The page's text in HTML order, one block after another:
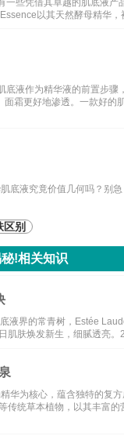
一些凭借其卓越的肌底液
以其天然酵母精华
液作为精华液的前置步
霜更好地渗透。一款好
底液究竟价值几何吗？别
区别
!相关知识
液界的常青树，Estée
肌肤焕发新生，细腻透亮。
华为核心，蕴含独特的复
传统草本植物，以其丰富